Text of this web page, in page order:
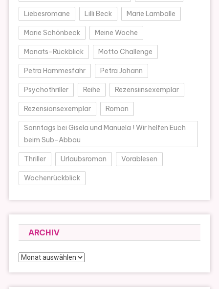
Liebesromane Lilli Beck Marie Lamballe
Marie Schönbeck Meine Woche
Monats-Rückblick Motto Challenge
Petra Hammesfahr Petra Johann
Psychothriller Reihe Rezensiinsexemplar
Rezensionsexemplar Roman
Sonntags bei Gisela und Manuela ! Wir helfen Euch
beim Sub-Abbau
Thriller Urlaubsroman Vorablesen
Wochenrückblick
ARCHIV
Archiv